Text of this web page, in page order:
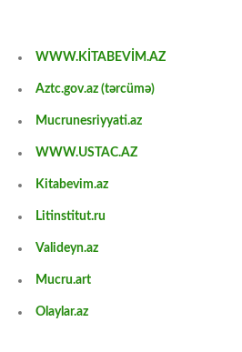
WWW.KİTABEVİM.AZ
Aztc.gov.az (tərcümə)
Mucrunesriyyati.az
WWW.USTAC.AZ
Kitabevim.az
Litinstitut.ru
Valideyn.az
Mucru.art
Olaylar.az